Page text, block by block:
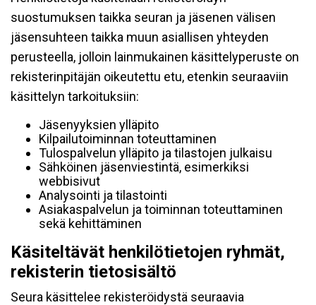
suostumuksen taikka seuran ja jäsenen välisen
jäsensuhteen taikka muun asiallisen yhteyden
perusteella, jolloin lainmukainen käsittelyperuste on
rekisterinpitäjän oikeutettu etu, etenkin seuraaviin
käsittelyn tarkoituksiin:
Jäsenyyksien ylläpito
Kilpailutoiminnan toteuttaminen
Tulospalvelun ylläpito ja tilastojen julkaisu
Sähköinen jäsenviestintä, esimerkiksi
webbisivut
Analysointi ja tilastointi
Asiakaspalvelun ja toiminnan toteuttaminen
sekä kehittäminen
Käsiteltävät henkilötietojen ryhmät,
rekisterin tietosisältö
Seura käsittelee rekisteröidystä seuraavia